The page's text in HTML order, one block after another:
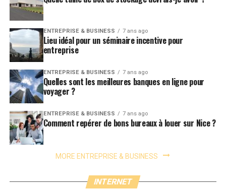
ENTREPRISE & BUSINESS 7 ans ago
Lieu idéal pour un séminaire incentive pour
entreprise
ENTREPRISE & BUSINESS 7 ans ago
Quelles sont les meilleures banques en ligne pour
voyager ?
ENTREPRISE & BUSINESS 7 ans ago
Comment repérer de bons bureaux à louer sur Nice ?
MORE ENTREPRISE & BUSINESS
INTERNET